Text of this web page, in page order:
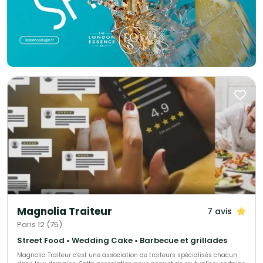
Magnolia Traiteur 7 avis
Paris 12 (75)
Street Food • Wedding Cake • Barbecue et grillades
Magnolia Traiteur c’est une association de traiteurs spécialisés chacun